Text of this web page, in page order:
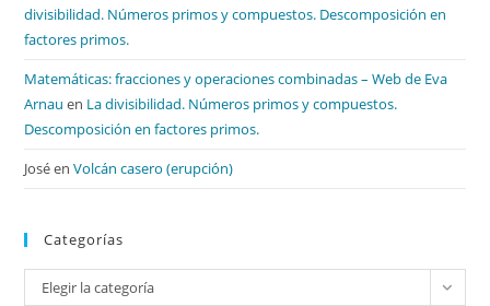
divisibilidad. Números primos y compuestos. Descomposición en
factores primos.
Matemáticas: fracciones y operaciones combinadas – Web de Eva
Arnau en La divisibilidad. Números primos y compuestos.
Descomposición en factores primos.
JoséenVolcán casero (erupción)
Categorías
Categorías
Elegir la categoría